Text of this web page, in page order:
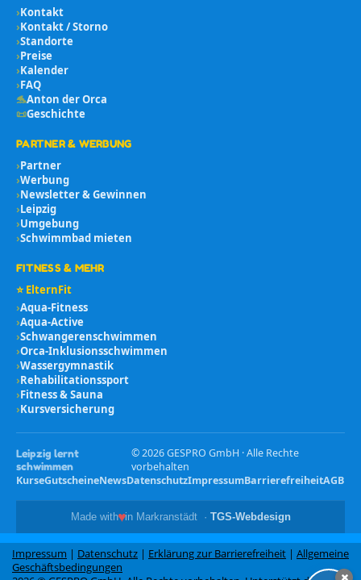
›Kontakt
›Kontakt / Storno
›Standorte
›Preise
›Kalender
›FAQ
🐬Anton der Orca
📜Geschichte
PARTNER & WERBUNG
›Partner
›Werbung
›Newsletter & Gewinnen
›Leipzig
›Umgebung
›Schwimmbad mieten
FITNESS & MEHR
⭐ ElternFit
›Aqua-Fitness
›Aqua-Active
›Schwangerenschwimmen
›Orca-Inklusionsschwimmen
›Wassergymnastik
›Rehabilitationssport
›Fitness & Sauna
›Kursversicherung
Leipzig lernt
schwimmen
©2026GESPRO GmbH · Alle Rechte
vorbehalten
KurseGutscheineNewsDatenschutzImpressumBarrierefreiheitAGB
Made with♥in Markranstädt · TGS-Webdesign
Impressum | Datenschutz | Erklärung zur Barrierefreiheit | Allgemeine
Geschäftsbedingungen